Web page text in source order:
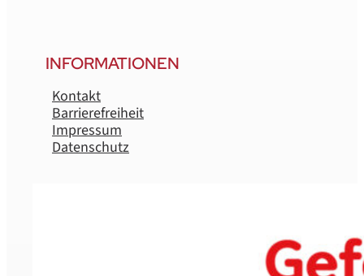
INFORMATIONEN
Kontakt
Barrierefreiheit
Impressum
Datenschutz